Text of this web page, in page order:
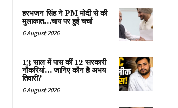
हरभजन सिंह ने PM मोदी से की
मुलाकात…चाय पर हुई चर्चा
6 August 2026
13 साल में पास कीं 12 सरकारी
नौकरियां… जान‍िए कौन है अभय
तिवारी?
6 August 2026